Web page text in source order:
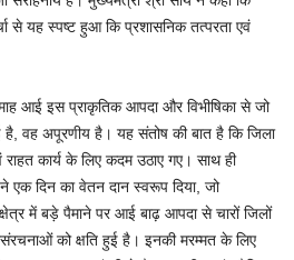
से यह स्पष्ट हुआ कि प्रशासनिक तत्परता एवं
आई इस प्राकृतिक आपदा और विभीषिका से जो
वह अपूरणीय है। यह संतोष की बात है कि जिला
राहत कार्य के लिए कदम उठाए गए। साथ ही
ने एक दिन का वेतन दान स्वरूप दिया, जो
में बड़े पैमाने पर आई बाढ़ आपदा से चारों जिलों
को क्षति हुई है। इनकी मरम्मत के लिए